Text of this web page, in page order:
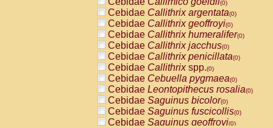
(0)
Cebidae Callithrix argentata(0)
Cebidae Callithrix geoffroyi(0)
Cebidae Callithrix humeralifer(0)
Cebidae Callithrix jacchus(0)
Cebidae Callithrix penicillata(0)
Cebidae Callithrixspp.(0)
Cebidae Cebuella pygmaea(0)
Cebidae Leontopithecus rosalia(0)
Cebidae Saguinus bicolor(0)
Cebidae Saguinus fuscicollis(0)
Cebidae Saguinus geoffroyi(0)